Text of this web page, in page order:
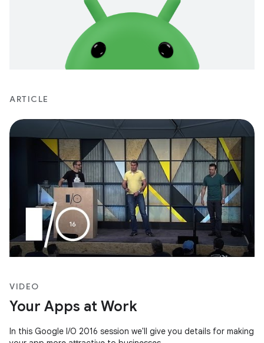
ARTICLE
VIDEO
Your Apps at Work
In this Google I/O 2016 session we'll give you details for making